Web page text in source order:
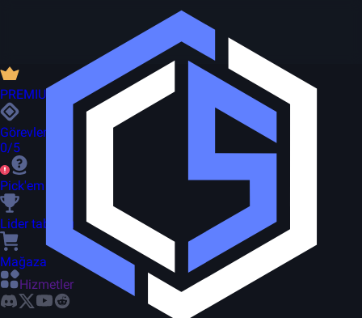
PREMIUM
Görevler
0/5
Pick'em
Lider tablosu
Mağaza
Hizmetler